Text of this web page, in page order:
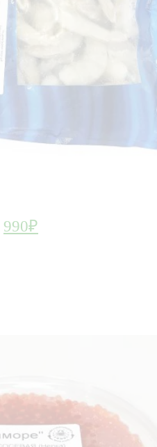
990₽